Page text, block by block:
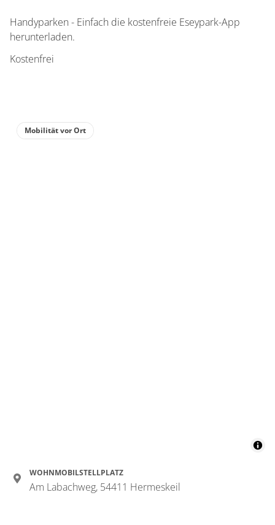
Handyparken - Einfach die kostenfreie Eseypark-App
herunterladen.
Kostenfrei
Mobilität vor Ort
WOHNMOBILSTELLPLATZ
Am Labachweg, 54411 Hermeskeil